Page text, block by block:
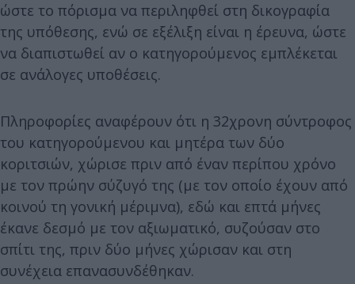
ώστε το πόρισμα να περιληφθεί στη δικογραφία
της υπόθεσης, ενώ σε εξέλιξη είναι η έρευνα, ώστε
να διαπιστωθεί αν ο κατηγορούμενος εμπλέκεται
σε ανάλογες υποθέσεις.
Πληροφορίες αναφέρουν ότι η 32χρονη σύντροφος
του κατηγορούμενου και μητέρα των δύο
κοριτσιών, χώρισε πριν από έναν περίπου χρόνο
με τον πρώην σύζυγό της (με τον οποίο έχουν από
κοινού τη γονική μέριμνα), εδώ και επτά μήνες
έκανε δεσμό με τον αξιωματικό, συζούσαν στο
σπίτι της, πριν δύο μήνες χώρισαν και στη
συνέχεια επανασυνδέθηκαν.